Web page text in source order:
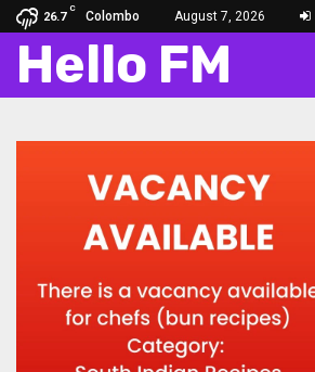
26.7
C
Colombo August 7, 2026
Hello FM